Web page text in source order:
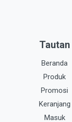
Tautan
Beranda
Produk
Promosi
Keranjang
Masuk